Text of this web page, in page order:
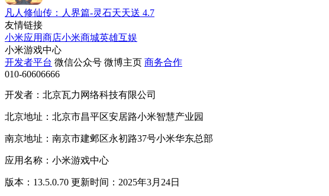
凡人修仙传：人界篇-灵石天天送 4.7
友情链接
小米应用商店小米商城英雄互娱
小米游戏中心
开发者平台 微信公众号 微博主页 商务合作
010-60606666
开发者：北京瓦力网络科技有限公司
北京地址：北京市昌平区安居路小米智慧产业园
南京地址：南京市建邺区永初路37号小米华东总部
应用名称：小米游戏中心
版本：13.5.0.70 更新时间：2025年3月24日